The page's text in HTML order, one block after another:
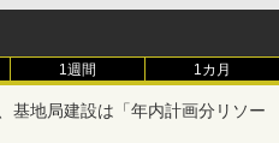
1週間 1カ月
基地局建設は「年内計画分リソー